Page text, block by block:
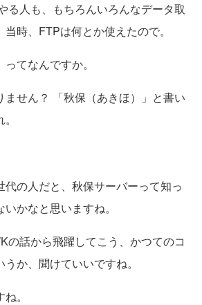
る人も、もちろんいろんなデータ取
時、FTPは何とか使えたので。
てなんですか。
せん？ 「秋保（あきほ）」と書い
の人だと、秋保サーバーって知っ
かなと思いますね。
の話から飛躍してこう、かつてのコ
か、聞けていいですね。
。